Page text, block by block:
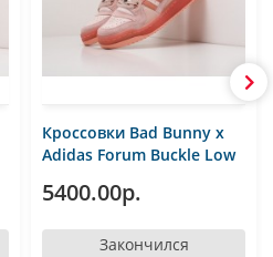
Кроссовки Bad Bunny x
Adidas Forum Buckle Low
5400.00р.
Закончился